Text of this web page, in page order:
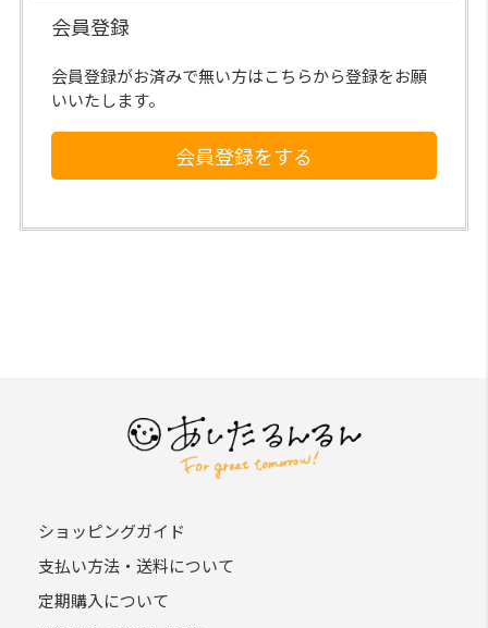
会員登録
会員登録がお済みで無い方はこちらから登録をお願
いいたします。
会員登録をする
ショッピングガイド
支払い方法・送料について
定期購入について